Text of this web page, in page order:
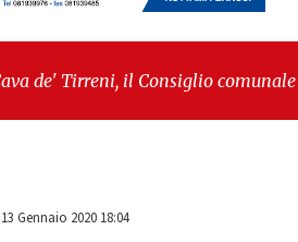
Tirreni, il Consiglio comunale
storica: la ceramica ammessa
per l’IGP"
13 Gennaio 2020 18:04